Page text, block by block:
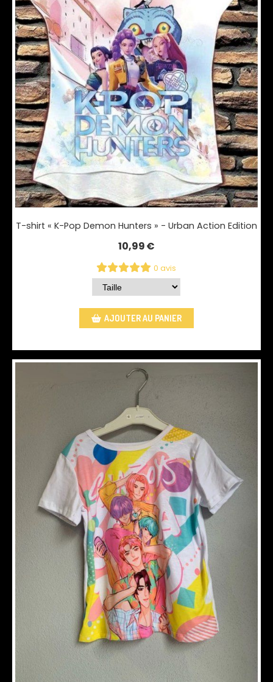
T-shirt « K-Pop Demon Hunters » - Urban Action Edition
10,99€
0 avis
AJOUTER AU PANIER